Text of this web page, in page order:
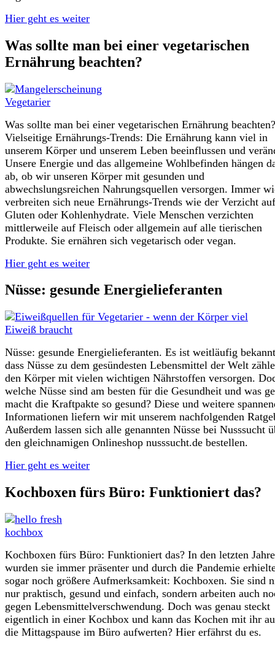
Hier geht es weiter
Was sollte man bei einer vegetarischen
Ernährung beachten?
Was sollte man bei einer vegetarischen Ernährung beachten?
Vielseitige Ernährungs-Trends: Die Ernährung kann viel in
unserem Körper und unserem Leben beeinflussen und
Unsere Energie und das allgemeine Wohlbefinden hängen
ab, ob wir unseren Körper mit gesunden und
abwechslungsreichen Nahrungsquellen versorgen. Immer
verbreiten sich neue Ernährungs-Trends wie der Verzicht auf
Gluten oder Kohlenhydrate. Viele Menschen verzichten
mittlerweile auf Fleisch oder allgemein auf alle tierischen
Produkte. Sie ernähren sich vegetarisch oder vegan.
Hier geht es weiter
Nüsse: gesunde Energielieferanten
Nüsse: gesunde Energielieferanten. Es ist weitläufig
dass Nüsse zu dem gesündesten Lebensmittel der Welt
den Körper mit vielen wichtigen Nährstoffen versorgen.
welche Nüsse sind am besten für die Gesundheit und was
macht die Kraftpakte so gesund? Diese und weitere
Informationen liefern wir mit unserem nachfolgenden
Außerdem lassen sich alle genannten Nüsse bei Nusssucht
den gleichnamigen Onlineshop nusssucht.de bestellen.
Hier geht es weiter
Kochboxen fürs Büro: Funktioniert das?
Kochboxen fürs Büro: Funktioniert das? In den letzten
wurden sie immer präsenter und durch die Pandemie
sogar noch größere Aufmerksamkeit: Kochboxen. Sie sind
nur praktisch, gesund und einfach, sondern arbeiten auch
gegen Lebensmittelverschwendung. Doch was genau steckt
eigentlich in einer Kochbox und kann das Kochen mit ihr
die Mittagspause im Büro aufwerten? Hier erfährst du es.